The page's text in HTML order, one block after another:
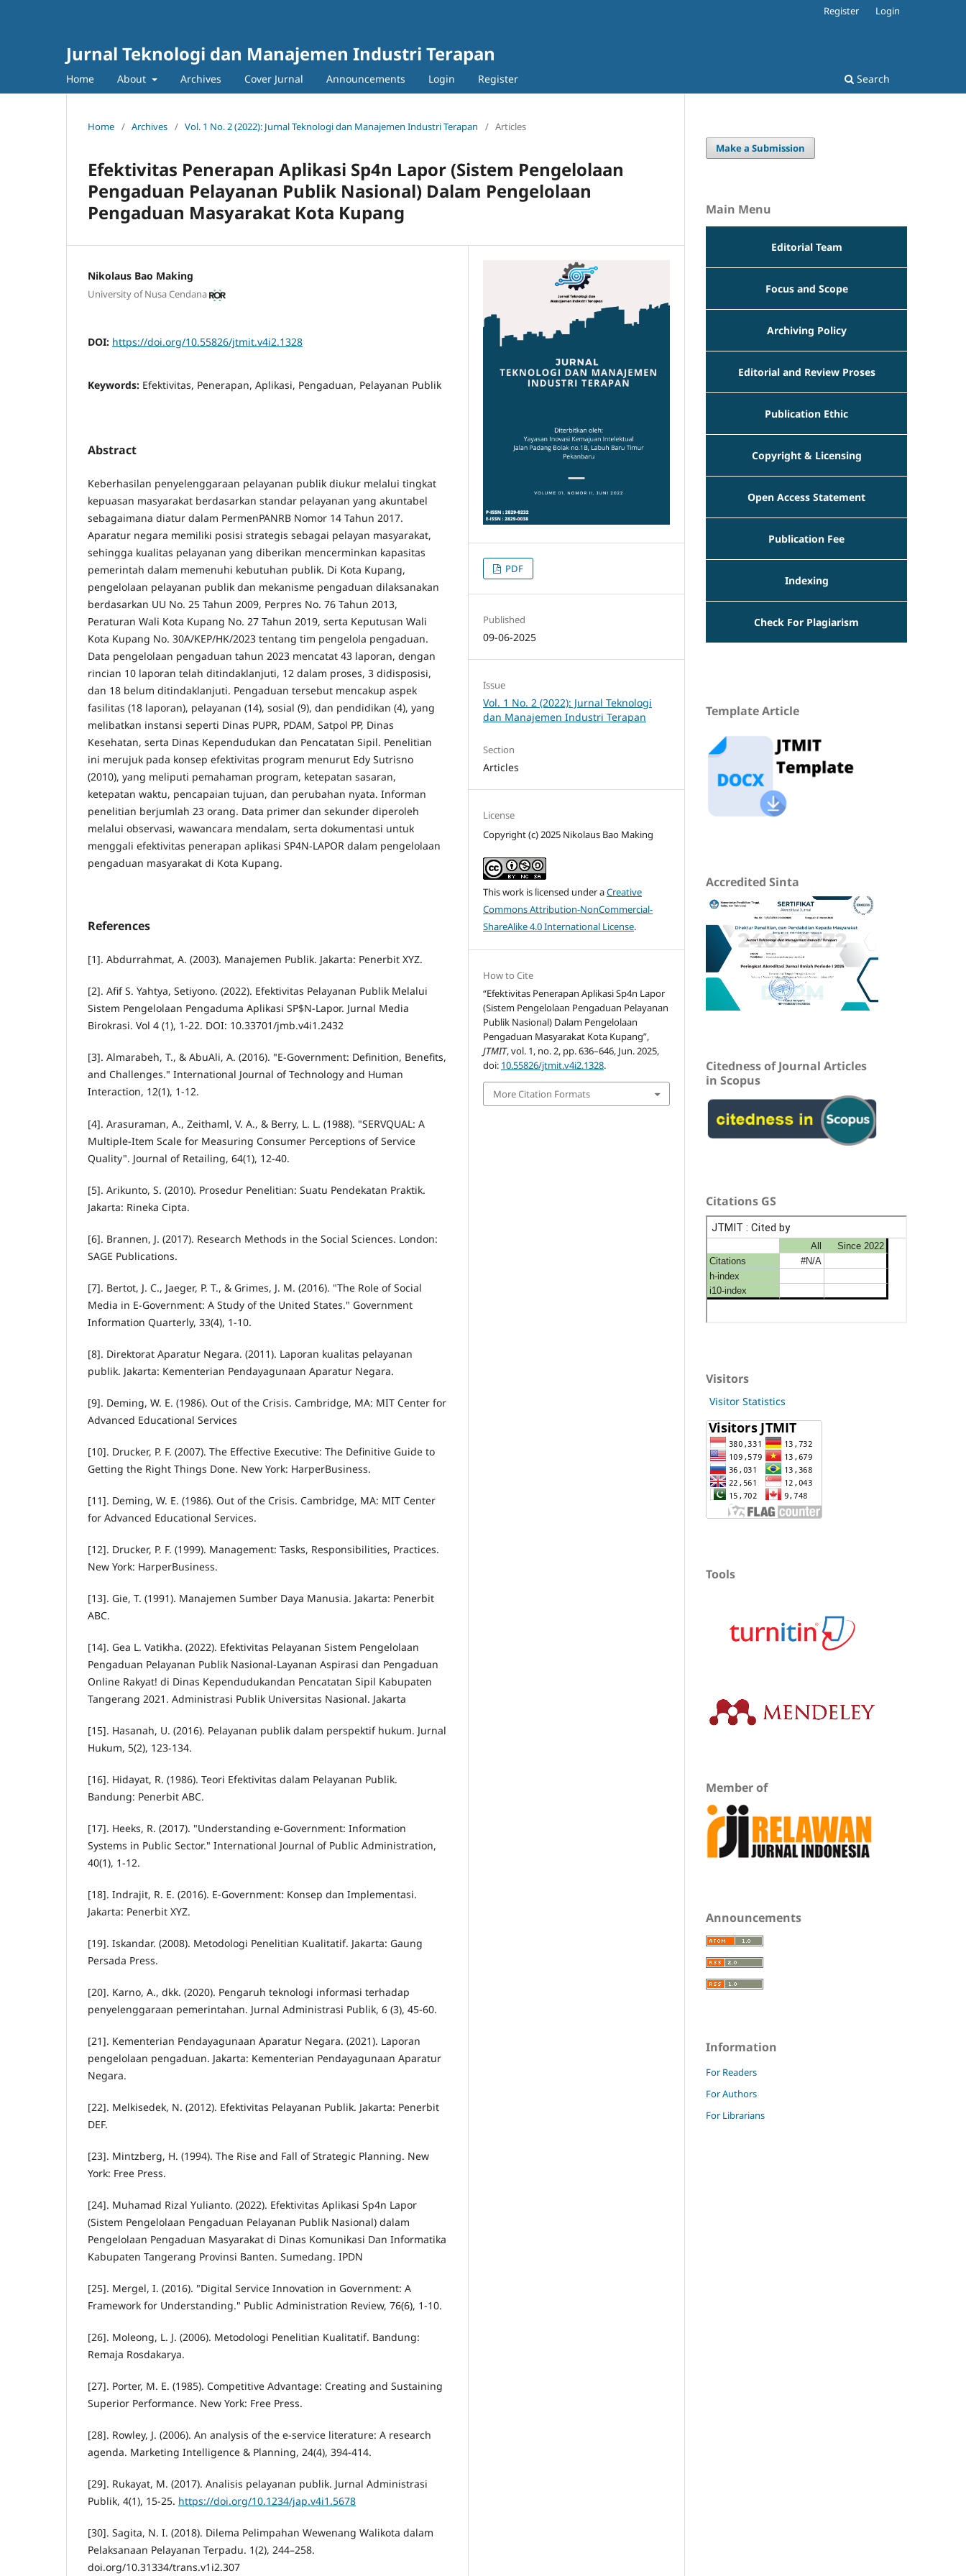
Jurnal Teknologi dan Manajemen Industri Terapan
Home About Archives Cover Jurnal Announcements Login Register Search
Register Login
Home / Archives / Vol. 1 No. 2 (2022): Jurnal Teknologi dan Manajemen Industri Terapan / Articles
Efektivitas Penerapan Aplikasi Sp4n Lapor (Sistem Pengelolaan
Pengaduan Pelayanan Publik Nasional) Dalam Pengelolaan
Pengaduan Masyarakat Kota Kupang
Nikolaus Bao Making
University of Nusa Cendana
DOI: https://doi.org/10.55826/jtmit.v4i2.1328
Keywords: Efektivitas, Penerapan, Aplikasi, Pengaduan, Pelayanan Publik
Abstract
Keberhasilan penyelenggaraan pelayanan publik diukur melalui tingkat
kepuasan masyarakat berdasarkan standar pelayanan yang akuntabel
sebagaimana diatur dalam PermenPANRB Nomor 14 Tahun 2017.
Aparatur negara memiliki posisi strategis sebagai pelayan masyarakat,
sehingga kualitas pelayanan yang diberikan mencerminkan kapasitas
pemerintah dalam memenuhi kebutuhan publik. Di Kota Kupang,
pengelolaan pelayanan publik dan mekanisme pengaduan dilaksanakan
berdasarkan UU No. 25 Tahun 2009, Perpres No. 76 Tahun 2013,
Peraturan Wali Kota Kupang No. 27 Tahun 2019, serta Keputusan Wali
Kota Kupang No. 30A/KEP/HK/2023 tentang tim pengelola pengaduan.
Data pengelolaan pengaduan tahun 2023 mencatat 43 laporan, dengan
rincian 10 laporan telah ditindaklanjuti, 12 dalam proses, 3 didisposisi,
dan 18 belum ditindaklanjuti. Pengaduan tersebut mencakup aspek
fasilitas (18 laporan), pelayanan (14), sosial (9), dan pendidikan (4), yang
melibatkan instansi seperti Dinas PUPR, PDAM, Satpol PP, Dinas
Kesehatan, serta Dinas Kependudukan dan Pencatatan Sipil. Penelitian
ini merujuk pada konsep efektivitas program menurut Edy Sutrisno
(2010), yang meliputi pemahaman program, ketepatan sasaran,
ketepatan waktu, pencapaian tujuan, dan perubahan nyata. Informan
penelitian berjumlah 23 orang. Data primer dan sekunder diperoleh
melalui observasi, wawancara mendalam, serta dokumentasi untuk
menggali efektivitas penerapan aplikasi SP4N-LAPOR dalam pengelolaan
pengaduan masyarakat di Kota Kupang.
References
[1]. Abdurrahmat, A. (2003). Manajemen Publik. Jakarta: Penerbit XYZ.
[2]. Afif S. Yahtya, Setiyono. (2022). Efektivitas Pelayanan Publik Melalui
Sistem Pengelolaan Pengaduma Aplikasi SP$N-Lapor. Jurnal Media
Birokrasi. Vol 4 (1), 1-22. DOI: 10.33701/jmb.v4i1.2432
[3]. Almarabeh, T., & AbuAli, A. (2016). "E-Government: Definition, Benefits,
and Challenges." International Journal of Technology and Human
Interaction, 12(1), 1-12.
[4]. Arasuraman, A., Zeithaml, V. A., & Berry, L. L. (1988). "SERVQUAL: A
Multiple-Item Scale for Measuring Consumer Perceptions of Service
Quality". Journal of Retailing, 64(1), 12-40.
[5]. Arikunto, S. (2010). Prosedur Penelitian: Suatu Pendekatan Praktik.
Jakarta: Rineka Cipta.
[6]. Brannen, J. (2017). Research Methods in the Social Sciences. London:
SAGE Publications.
[7]. Bertot, J. C., Jaeger, P. T., & Grimes, J. M. (2016). "The Role of Social
Media in E-Government: A Study of the United States." Government
Information Quarterly, 33(4), 1-10.
[8]. Direktorat Aparatur Negara. (2011). Laporan kualitas pelayanan
publik. Jakarta: Kementerian Pendayagunaan Aparatur Negara.
[9]. Deming, W. E. (1986). Out of the Crisis. Cambridge, MA: MIT Center for
Advanced Educational Services
[10]. Drucker, P. F. (2007). The Effective Executive: The Definitive Guide to
Getting the Right Things Done. New York: HarperBusiness.
[11]. Deming, W. E. (1986). Out of the Crisis. Cambridge, MA: MIT Center
for Advanced Educational Services.
[12]. Drucker, P. F. (1999). Management: Tasks, Responsibilities, Practices.
New York: HarperBusiness.
[13]. Gie, T. (1991). Manajemen Sumber Daya Manusia. Jakarta: Penerbit
ABC.
[14]. Gea L. Vatikha. (2022). Efektivitas Pelayanan Sistem Pengelolaan
Pengaduan Pelayanan Publik Nasional-Layanan Aspirasi dan Pengaduan
Online Rakyat! di Dinas Kependudukandan Pencatatan Sipil Kabupaten
Tangerang 2021. Administrasi Publik Universitas Nasional. Jakarta
[15]. Hasanah, U. (2016). Pelayanan publik dalam perspektif hukum. Jurnal
Hukum, 5(2), 123-134.
[16]. Hidayat, R. (1986). Teori Efektivitas dalam Pelayanan Publik.
Bandung: Penerbit ABC.
[17]. Heeks, R. (2017). "Understanding e-Government: Information
Systems in Public Sector." International Journal of Public Administration,
40(1), 1-12.
[18]. Indrajit, R. E. (2016). E-Government: Konsep dan Implementasi.
Jakarta: Penerbit XYZ.
[19]. Iskandar. (2008). Metodologi Penelitian Kualitatif. Jakarta: Gaung
Persada Press.
[20]. Karno, A., dkk. (2020). Pengaruh teknologi informasi terhadap
penyelenggaraan pemerintahan. Jurnal Administrasi Publik, 6 (3), 45-60.
[21]. Kementerian Pendayagunaan Aparatur Negara. (2021). Laporan
pengelolaan pengaduan. Jakarta: Kementerian Pendayagunaan Aparatur
Negara.
[22]. Melkisedek, N. (2012). Efektivitas Pelayanan Publik. Jakarta: Penerbit
DEF.
[23]. Mintzberg, H. (1994). The Rise and Fall of Strategic Planning. New
York: Free Press.
[24]. Muhamad Rizal Yulianto. (2022). Efektivitas Aplikasi Sp4n Lapor
(Sistem Pengelolaan Pengaduan Pelayanan Publik Nasional) dalam
Pengelolaan Pengaduan Masyarakat di Dinas Komunikasi Dan Informatika
Kabupaten Tangerang Provinsi Banten. Sumedang. IPDN
[25]. Mergel, I. (2016). "Digital Service Innovation in Government: A
Framework for Understanding." Public Administration Review, 76(6), 1-10.
[26]. Moleong, L. J. (2006). Metodologi Penelitian Kualitatif. Bandung:
Remaja Rosdakarya.
[27]. Porter, M. E. (1985). Competitive Advantage: Creating and Sustaining
Superior Performance. New York: Free Press.
[28]. Rowley, J. (2006). An analysis of the e-service literature: A research
agenda. Marketing Intelligence & Planning, 24(4), 394-414.
[29]. Rukayat, M. (2017). Analisis pelayanan publik. Jurnal Administrasi
Publik, 4(1), 15-25. https://doi.org/10.1234/jap.v4i1.5678
[30]. Sagita, N. I. (2018). Dilema Pelimpahan Wewenang Walikota dalam
Pelaksanaan Pelayanan Terpadu. 1(2), 244–258.
doi.org/10.31334/trans.v1i2.307
PDF
Published
09-06-2025
Issue
Vol. 1 No. 2 (2022): Jurnal Teknologi
dan Manajemen Industri Terapan
Section
Articles
License
Copyright (c) 2025 Nikolaus Bao Making
This work is licensed under aCreative
Commons Attribution-NonCommercial-
ShareAlike 4.0 International License.
How to Cite
“Efektivitas Penerapan Aplikasi Sp4n Lapor
(Sistem Pengelolaan Pengaduan Pelayanan
Publik Nasional) Dalam Pengelolaan
Pengaduan Masyarakat Kota Kupang”,
JTMIT, vol. 1, no. 2, pp. 636–646, Jun. 2025,
doi: 10.55826/jtmit.v4i2.1328.
More Citation Formats
Make a Submission
Main Menu
Editorial Team
Focus and Scope
Archiving Policy
Editorial and Review Proses
Publication Ethic
Copyright & Licensing
Open Access Statement
Publication Fee
Indexing
Check For Plagiarism
Template Article
Accredited Sinta
Citedness of Journal Articles
in Scopus
Citations GS
Visitors
Visitor Statistics
Tools
Member of
Announcements
Information
For Readers
For Authors
For Librarians